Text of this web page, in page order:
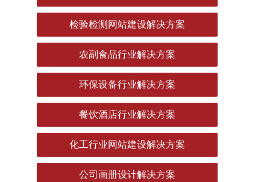
检验检测网站建设解决方案
农副食品行业解决方案
环保设备行业解决方案
餐饮酒店行业解决方案
化工行业网站建设解决方案
公司画册设计解决方案